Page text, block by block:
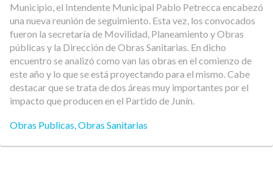
Municipio, el Intendente Municipal Pablo Petrecca encabezó
una nueva reunión de seguimiento. Esta vez, los convocados
fueron la secretaría de Movilidad, Planeamiento y Obras
públicas y la Dirección de Obras Sanitarias. En dicho
encuentro se analizó como van las obras en el comienzo de
este año y lo que se está proyectando para el mismo. Cabe
destacar que se trata de dos áreas muy importantes por el
impacto que producen en el Partido de Junín.
Obras Publicas,Obras Sanitarias